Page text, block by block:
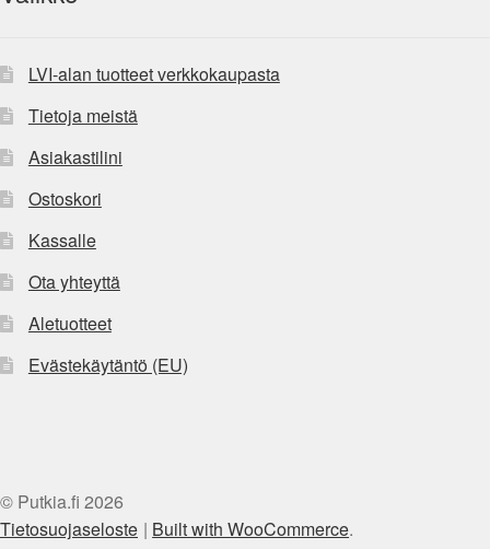
LVI-alan tuotteet verkkokaupasta
Tietoja meistä
Asiakastilini
Ostoskori
Kassalle
Ota yhteyttä
Aletuotteet
Evästekäytäntö (EU)
© Putkia.fi 2026
Tietosuojaseloste
Built with WooCommerce.